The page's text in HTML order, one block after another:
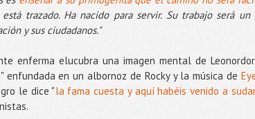
está trazado. Ha nacido para servir. Su trabajo será un
y sus ciudadanos."
enferma elucubra una imagen mental de
enfundada en un albornoz de Rocky y la música de
le dice "la fama cuesta y aquí habéis venido a